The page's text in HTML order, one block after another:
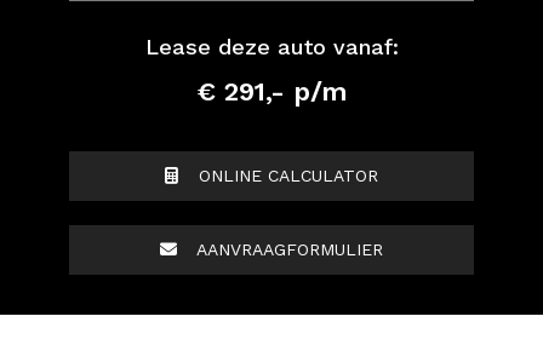
Lease deze auto vanaf:
€ 291,- p/m
ONLINE CALCULATOR
AANVRAAGFORMULIER